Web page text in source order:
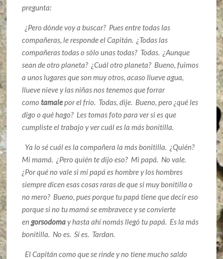
pregunta:
¿Pero dónde voy a buscar? Pues entre todas las
compañeras, le responde el Capitán. ¿Todas las
compañeras todas o sólo unas todas? Todas. ¿Aunque
sean de otro planeta? ¿Cuál otro planeta? Bueno, fuimos
a unos lugares que son muy otros, acaso llueve agua,
llueve nieve y las niñas nos tenemos que forrar
comotamalepor el frío. Todas, dije. Bueno, pero ¿qué les
digo o qué hago? Les tomas foto para ver si es que
cumpliste el trabajo y ver cuál es la más bonitilla.
Ya lo sé cuál es la compañera la más bonitilla. ¿Quién?
Mi mamá. ¿Pero quién te dijo eso? Mi papá. No vale.
¿Por qué no vale si mi papá es hombre y los hombres
siempre dicen esas cosas raras de que si muy bonitilla o
no mero? Bueno, pues porque tu papá tiene que decir eso
porque si no tu mamá se embravece y se convierte
engorsodomay hasta ahí nomás llegó tu papá. Es la más
bonitilla. No es. Sí es. Tardan.
El Capitán como que se rinde y no tiene mucho saldo